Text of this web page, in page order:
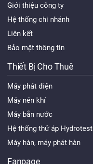
Giới thiệu công ty
Hệ thống chi nhánh
Liên kết
Bảo mật thông tin
Thiết Bị Cho Thuê
Máy phát điện
Máy nén khí
Máy bắn nước
Hệ thống thử áp Hydrotest
Máy hàn, máy phát hàn
Fanpage